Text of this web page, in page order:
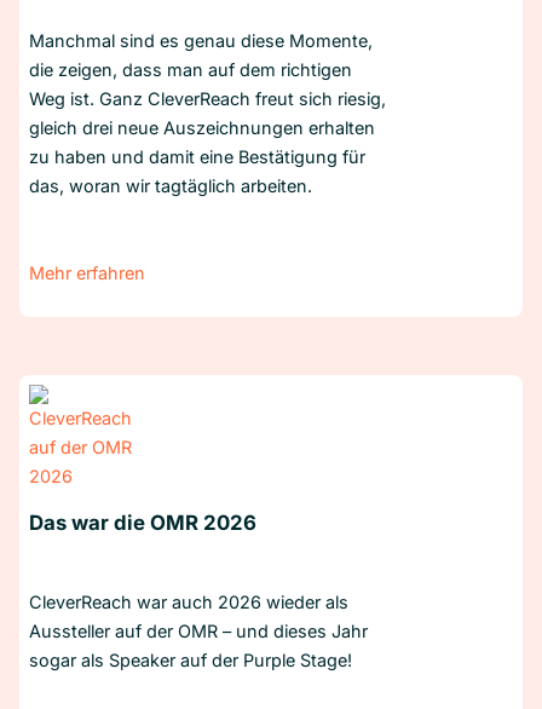
Manchmal sind es genau diese Momente,
die zeigen, dass man auf dem richtigen
Weg ist. Ganz CleverReach freut sich riesig,
gleich drei neue Auszeichnungen erhalten
zu haben und damit eine Bestätigung für
das, woran wir tagtäglich arbeiten.
Mehr erfahren
Das war die OMR 2026
CleverReach war auch 2026 wieder als
Aussteller auf der OMR – und dieses Jahr
sogar als Speaker auf der Purple Stage!